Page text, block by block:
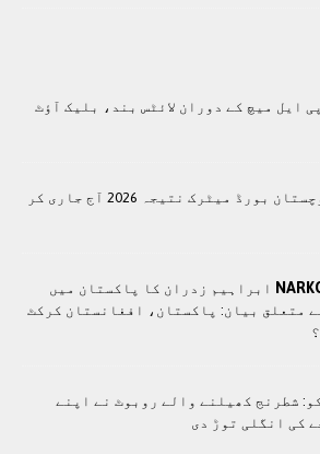
ایل میچ کے دوران لائٹس بند، بلیک آؤٹ
بلوچستان بورڈ میٹرک نتیجہ 2026 آج جاری کر
ابراہیم زدران کا پاکستان میں
متعلق بیان: پاکستان، افغانستان کرکٹ
شطرنج کھیلنے والے روبوٹ نے اپنے
کی انگلی توڑ دی